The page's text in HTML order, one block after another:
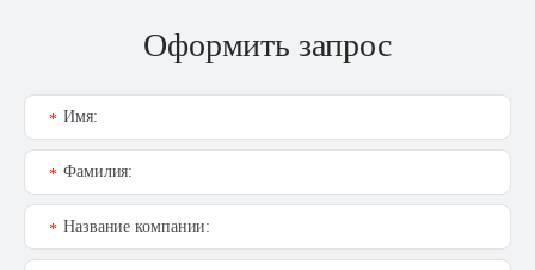
Оформить запрос
Имя:
*
Фамилия:
*
Название компании:
*